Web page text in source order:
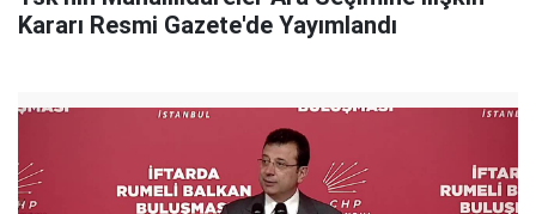
Kararı Resmi Gazete'de Yayımlandı